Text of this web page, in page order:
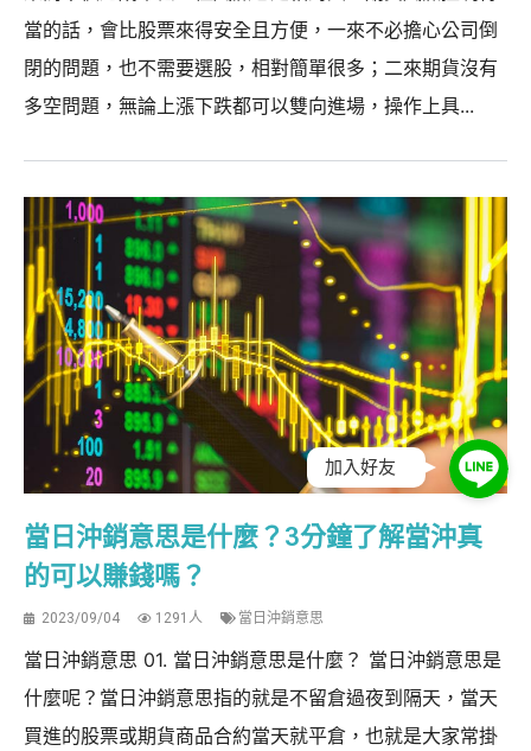
當的話，會比股票來得安全且方便，一來不必擔心公司倒
閉的問題，也不需要選股，相對簡單很多；二來期貨沒有
多空問題，無論上漲下跌都可以雙向進場，操作上具...
當日沖銷意思是什麼？3分鐘了解當沖真
的可以賺錢嗎？
2023/09/04 1291人 當日沖銷意思
當日沖銷意思 01. 當日沖銷意思是什麼？ 當日沖銷意思是
什麼呢？當日沖銷意思指的就是不留倉過夜到隔天，當天
買進的股票或期貨商品合約當天就平倉，也就是大家常掛
加入好友